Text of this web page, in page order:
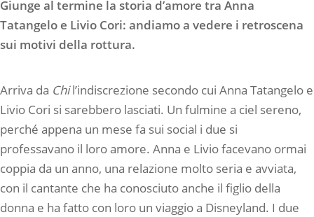
Giunge al termine la storia d’amore tra Anna
Tatangelo e Livio Cori: andiamo a vedere i retroscena
sui motivi della rottura.
Arriva da Chil’indiscrezione secondo cui Anna Tatangelo e
Livio Cori si sarebbero lasciati. Un fulmine a ciel sereno,
perché appena un mese fa sui social i due si
professavano il loro amore. Anna e Livio facevano ormai
coppia da un anno, una relazione molto seria e avviata,
con il cantante che ha conosciuto anche il figlio della
donna e ha fatto con loro un viaggio a Disneyland. I due